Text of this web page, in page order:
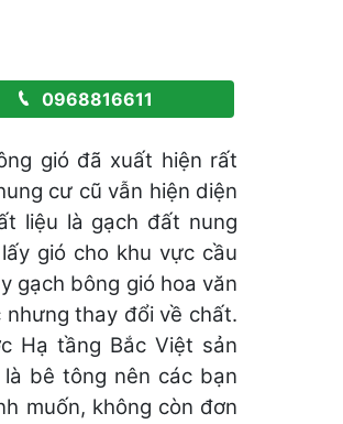
0968816611
gió đã xuất hiện rất
cư cũ vẫn hiện diện
liệu là gạch đất nung
gió cho khu vực cầu
gạch bông gió hoa văn
thay đổi về chất.
Hạ tầng Bắc Việt sản
bê tông nên các bạn
muốn, không còn đơn